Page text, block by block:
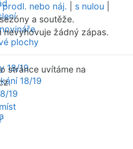
plochy
18/19
18/19
19
prodl. nebo náj. s nulou
a soutěže.
nevyhovuje žádný zápas.
stránce uvítáme na